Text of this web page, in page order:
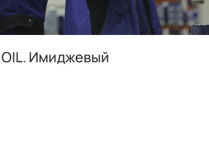
OIL. Имиджевый